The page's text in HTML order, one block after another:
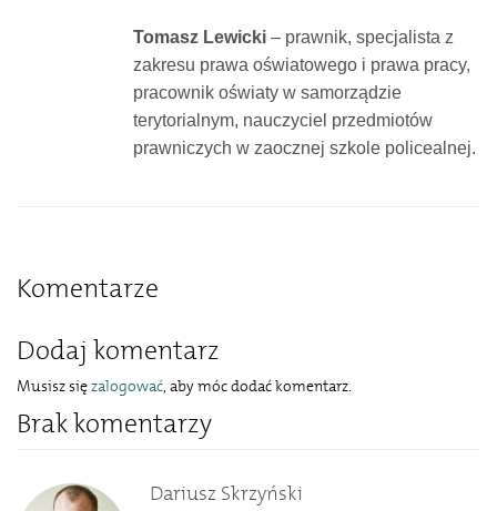
Tomasz Lewicki– prawnik, specjalista z
zakresu prawa oświatowego i prawa pracy,
pracownik oświaty w samorządzie
terytorialnym, nauczyciel przedmiotów
prawniczych w zaocznej szkole policealnej.
Komentarze
Dodaj komentarz
Musisz sięzalogować, aby móc dodać komentarz.
Brak komentarzy
Dariusz Skrzyński